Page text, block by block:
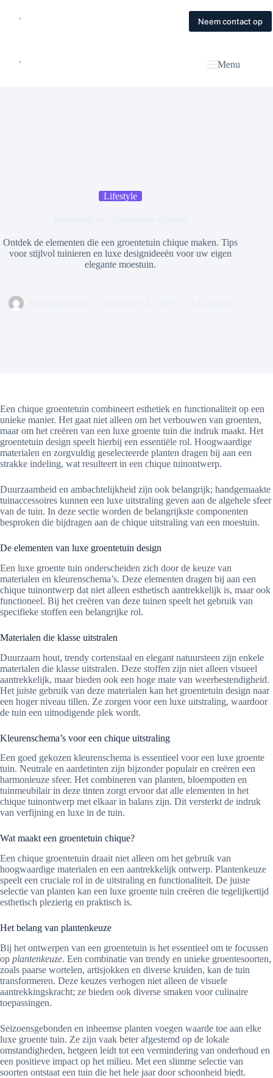
Contact
Neem contact op
Menu
Lifestyle
Ontdek de elementen die een groentetuin chique maken. Tips
voor stijlvol tuinieren en luxe designideeën voor uw eigen
elegante moestuin.
Een chique groentetuin combineert esthetiek en functionaliteit op een
unieke manier. Het gaat niet alleen om het verbouwen van groenten,
maar om het creëren van een luxe groente tuin die indruk maakt. Het
groentetuin design speelt hierbij een essentiële rol. Hoogwaardige
materialen en zorgvuldig geselecteerde planten dragen bij aan een
strakke indeling, wat resulteert in een chique tuinontwerp.
Duurzaamheid en ambachtelijkheid zijn ook belangrijk; handgemaakte
tuinaccessoires kunnen een luxe uitstraling geven aan de algehele sfeer
van de tuin. In deze sectie worden de belangrijkste componenten
besproken die bijdragen aan de chique uitstraling van een moestuin.
De elementen van luxe groentetuin design
Een luxe groente tuin onderscheiden zich door de keuze van
materialen en kleurenschema’s. Deze elementen dragen bij aan een
chique tuinontwerp dat niet alleen esthetisch aantrekkelijk is, maar ook
functioneel. Bij het creëren van deze tuinen speelt het gebruik van
specifieke stoffen een belangrijke rol.
Materialen die klasse uitstralen
Duurzaam hout, trendy cortenstaal en elegant natuursteen zijn enkele
materialen die klasse uitstralen. Deze stoffen zijn niet alleen visueel
aantrekkelijk, maar bieden ook een hoge mate van weerbestendigheid.
Het juiste gebruik van deze materialen kan het groentetuin design naar
een hoger niveau tillen. Ze zorgen voor een luxe uitstraling, waardoor
de tuin een uitnodigende plek wordt.
Kleurenschema’s voor een chique uitstraling
Een goed gekozen kleurenschema is essentieel voor een luxe groente
tuin. Neutrale en aardetinten zijn bijzonder populair en creëren een
harmonieuze sfeer. Het combineren van planten, bloempotten en
tuinmeubilair in deze tinten zorgt ervoor dat alle elementen in het
chique tuinontwerp met elkaar in balans zijn. Dit versterkt de indruk
van verfijning en luxe in de tuin.
Wat maakt een groentetuin chique?
Een chique groentetuin draait niet alleen om het gebruik van
hoogwaardige materialen en een aantrekkelijk ontwerp. Plantenkeuze
speelt een cruciale rol in de uitstraling en functionaliteit. De juiste
selectie van planten kan een luxe groente tuin creëren die tegelijkertijd
esthetisch plezierig en praktisch is.
Het belang van plantenkeuze
Bij het ontwerpen van een groentetuin is het essentieel om te focussen
op plantenkeuze. Een combinatie van trendy en unieke groentesoorten,
zoals paarse wortelen, artisjokken en diverse kruiden, kan de tuin
transformeren. Deze keuzes verhogen niet alleen de visuele
aantrekkingskracht; ze bieden ook diverse smaken voor culinaire
toepassingen.
Seizoensgebonden en inheemse planten voegen waarde toe aan elke
luxe groente tuin. Ze zijn vaak beter afgestemd op de lokale
omstandigheden, hetgeen leidt tot een vermindering van onderhoud en
een positieve impact op het milieu. Met een slimme selectie van
soorten ontstaat een tuin die het hele jaar door schoonheid biedt.